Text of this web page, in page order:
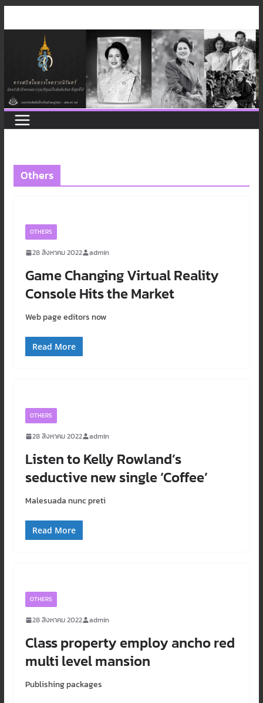
to
Others
OTHERS
28 สิงหาคม 2022 admin
Game Changing Virtual Reality
Console Hits the Market
Web page editors now
Read More
OTHERS
28 สิงหาคม 2022 admin
Listen to Kelly Rowland’s
seductive new single ‘Coffee’
Malesuada nunc preti
Read More
OTHERS
28 สิงหาคม 2022 admin
Class property employ ancho red
multi level mansion
Publishing packages